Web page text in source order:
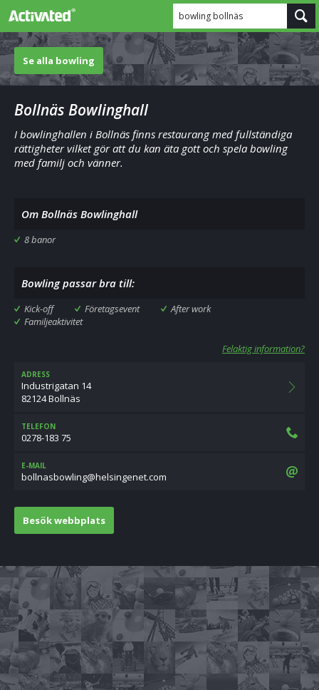
bowling bollnäs
Se alla bowling
Bollnäs Bowlinghall
I bowlinghallen i Bollnäs finns restaurang med fullständiga
rättigheter vilket gör att du kan äta gott och spela bowling
med familj och vänner.
Om Bollnäs Bowlinghall
8 banor
Bowling passar bra till:
Kick-off Företagsevent
After work
Familjeaktivitet
Felaktig information?
ADRESS
Industrigatan 14
82124 Bollnäs
TELEFON
0278-183 75
E-MAIL
moc.tenegnisleh@gnilwobsanllob
Besök webbplats